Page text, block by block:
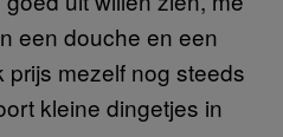
een douche en een
prijs mezelf nog steeds
kleine dingetjes in